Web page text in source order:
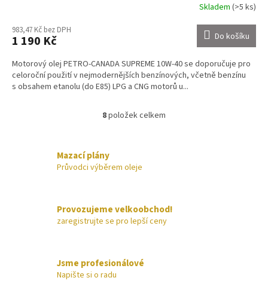
Skladem (>5 ks)
983,47 Kč bez DPH
1 190 Kč Do košíku
Motorový olej PETRO-CANADA SUPREME 10W-40 se doporučuje pro
celoroční použití v nejmodernějších benzínových, včetně benzínu
s obsahem etanolu (do E85) LPG a CNG motorů u...
O
d
p
r
v
8položek celkem
Mazací plány
Průvodci výběrem oleje
Provozujeme velkoobchod!
zaregistrujte se pro lepší ceny
Jsme profesionálové
Napište si o radu